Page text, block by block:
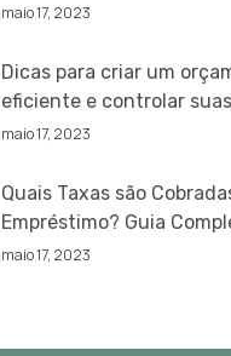
maio 17, 2023
Dicas para criar um
eficiente e controlar
maio 17, 2023
Quais Taxas são
Empréstimo? Guia
maio 17, 2023